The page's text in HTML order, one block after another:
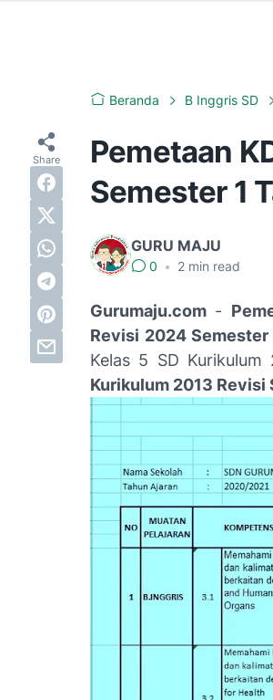
Beranda B Inggris SD
Pemetaan
Semester 1
GURU MAJU
0 • 2 min read
Gurumaju.com -
Revisi 2024 Semester
Kelas 5 SD Kurikulum
Kurikulum 2013 Revisi